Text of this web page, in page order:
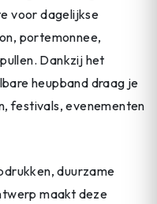
voor dagelijkse
portemonnee,
Dankzij het
heupband draag je
festivals, evenementen
duurzame
maakt deze